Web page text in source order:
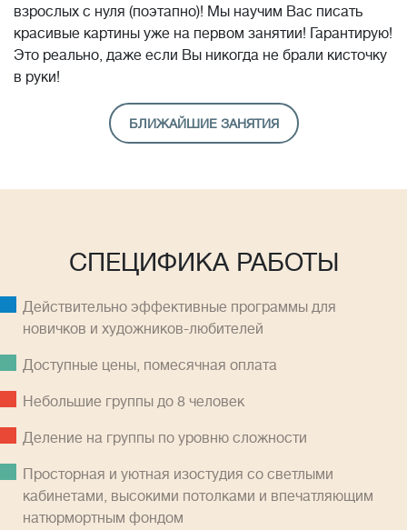
взрослых с нуля (поэтапно)! Мы научим Вас писать
красивые картины уже на первом занятии! Гарантирую!
Это реально, даже если Вы никогда не брали кисточку
в руки!
БЛИЖАЙШИЕ ЗАНЯТИЯ
СПЕЦИФИКА РАБОТЫ
Действительно эффективные программы для
новичков и художников-любителей
Доступные цены, помесячная оплатa
Небольшие группы до 8 человек
Деление на группы по уровню сложности
Просторная и уютная изостудия со светлыми
кабинетами, высокими потолками и впечатляющим
натюрмортным фондом